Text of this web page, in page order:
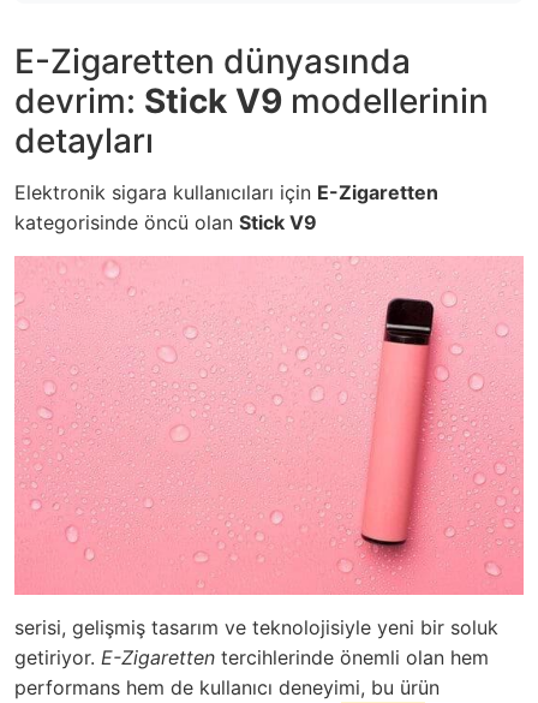
E-Zigaretten dünyasında
devrim: Stick V9 modellerinin
detayları
Elektronik sigara kullanıcıları için E-Zigaretten
kategorisinde öncü olan Stick V9
serisi, gelişmiş tasarım ve teknolojisiyle yeni bir soluk
getiriyor. E-Zigaretten tercihlerinde önemli olan hem
performans hem de kullanıcı deneyimi, bu ürün